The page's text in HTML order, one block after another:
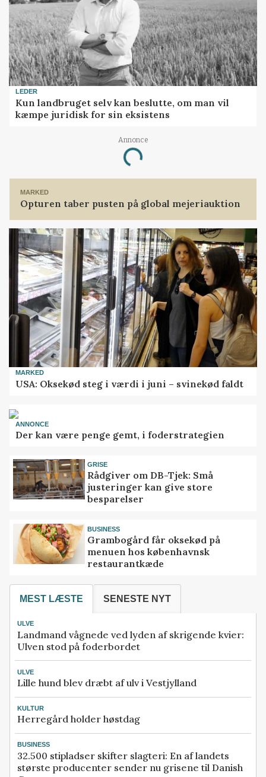
LEDER
Kun landbruget selv kan beslutte, om man vil
kæmpe juridisk for sin eksistens
Annonce
Loading...
MARKED
Opturen taber pusten på global mejeriauktion
MARKED
USA: Oksekød steg i værdi i juni – svinekød faldt
ANNONCE
Der kan være penge gemt, i foderstrategien
GRISE
Rådgiver om DB-Tjek: Små
justeringer kan give store
besparelser
BUSINESS
Grambogård får oksekød på
menuen hos københavnsk
restaurantkæde
MEST LÆSTE SENESTE NYT
ULVE
Landmand vågnede ved lyden af skrigende kvier:
Ulven stod på foderbordet
ULVE
Lille hund blev dræbt af ulv i Vestjylland
KULTUR
Herregård holder høstdag
BUSINESS
32.500 stipladser skifter slagteri: En af landets
største producenter sender nu grisene til Danish